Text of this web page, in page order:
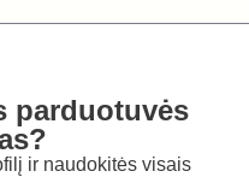
parduotuvės
ir naudokitės visais